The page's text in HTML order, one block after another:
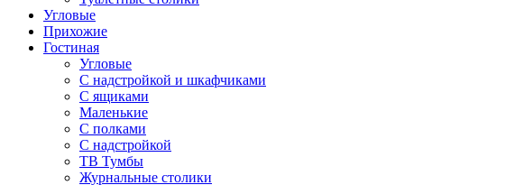
Угловые
Прихожие
Гостиная
Угловые
С надстройкой и шкафчиками
С ящиками
Маленькие
С полками
С надстройкой
ТВ Тумбы
Журнальные столики